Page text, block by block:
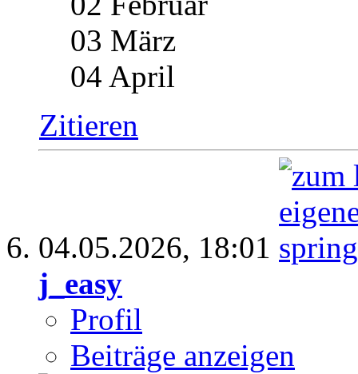
03 März
04 April
Zitieren
04.05.2026, 18:01
j_easy
Profil
Beiträge anzeigen